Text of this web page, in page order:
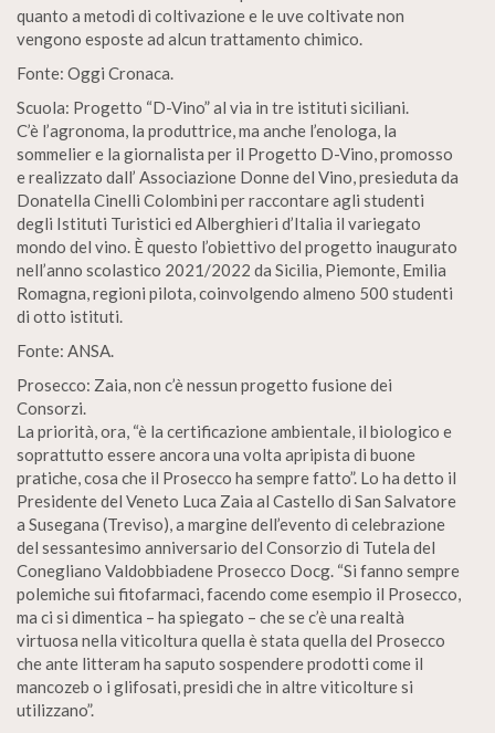
quanto a metodi di coltivazione e le uve coltivate non
vengono esposte ad alcun trattamento chimico.
Fonte: Oggi Cronaca.
Scuola: Progetto “D-Vino” al via in tre istituti siciliani.
C’è l’agronoma, la produttrice, ma anche l’enologa, la
sommelier e la giornalista per il Progetto D-Vino, promosso
e realizzato dall’ Associazione Donne del Vino, presieduta da
Donatella Cinelli Colombini per raccontare agli studenti
degli Istituti Turistici ed Alberghieri d’Italia il variegato
mondo del vino. È questo l’obiettivo del progetto inaugurato
nell’anno scolastico 2021/2022 da Sicilia, Piemonte, Emilia
Romagna, regioni pilota, coinvolgendo almeno 500 studenti
di otto istituti.
Fonte: ANSA.
Prosecco: Zaia, non c’è nessun progetto fusione dei
Consorzi.
La priorità, ora, “è la certificazione ambientale, il biologico e
soprattutto essere ancora una volta apripista di buone
pratiche, cosa che il Prosecco ha sempre fatto”. Lo ha detto il
Presidente del Veneto Luca Zaia al Castello di San Salvatore
a Susegana (Treviso), a margine dell’evento di celebrazione
del sessantesimo anniversario del Consorzio di Tutela del
Conegliano Valdobbiadene Prosecco Docg. “Si fanno sempre
polemiche sui fitofarmaci, facendo come esempio il Prosecco,
ma ci si dimentica – ha spiegato – che se c’è una realtà
virtuosa nella viticoltura quella è stata quella del Prosecco
che ante litteram ha saputo sospendere prodotti come il
mancozeb o i glifosati, presidi che in altre viticolture si
utilizzano”.